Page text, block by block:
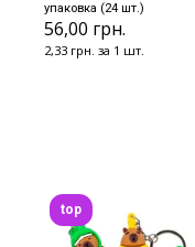
упаковка (24 шт.)
56,00 грн.
2,33 грн. за 1 шт.
top